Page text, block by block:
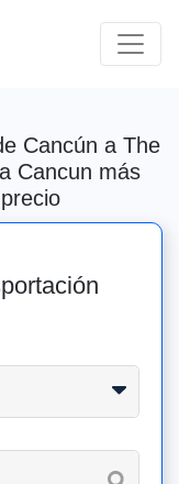
Cancún a The
Cancun más